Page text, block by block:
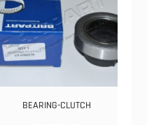
BEARING-CLUTCH